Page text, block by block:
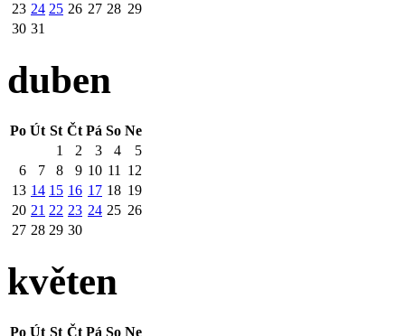
23 24 25 26 27 28 29
30 31
duben
Po Út St Čt Pá So Ne
1
2 3 4
5
6
7 8 9 10 11
12
13 14 15 16 17 18 19
20 21 22 23 24 25 26
27 28 29 30
květen
Po Út St Čt Pá So Ne